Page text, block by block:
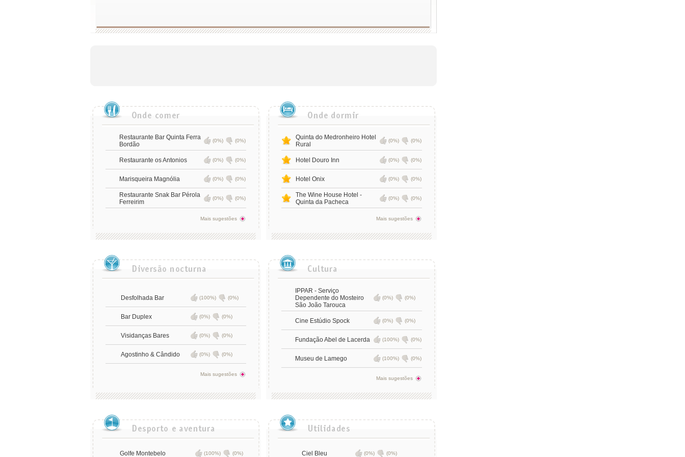
Restaurante Bar Quinta Ferra
Bordão
(0%) (0%)
Restaurante os Antonios (0%) (0%)
Marisqueira Magnólia (0%) (0%)
Restaurante Snak Bar Pérola
Ferreirim
(0%) (0%)
Mais sugestões
Quinta do Medronheiro Hotel
Rural
(0%) (0%)
Hotel Douro Inn (0%) (0%)
Hotel Onix (0%) (0%)
The Wine House Hotel -
Quinta da Pacheca
(0%) (0%)
Mais sugestões
Desfolhada Bar (100%) (0%)
Bar Duplex (0%) (0%)
Visidanças Bares (0%) (0%)
Agostinho & Cândido (0%) (0%)
Mais sugestões
IPPAR - Serviço
Dependente do Mosteiro
São João Tarouca
(0%) (0%)
Cine Estúdio Spock (0%) (0%)
Fundação Abel de Lacerda (100%) (0%)
Museu de Lamego (100%) (0%)
Mais sugestões
Golfe Montebelo (100%) (0%) Ciel Bleu (0%) (0%)